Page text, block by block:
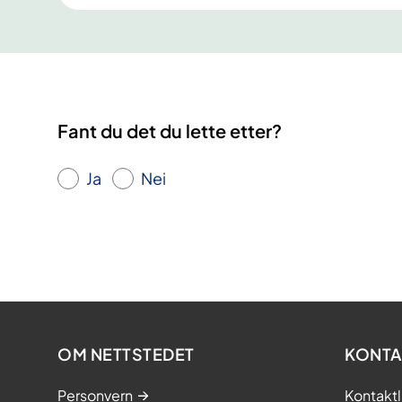
Fant du det du lette etter?
Ja Nei
OM NETTSTEDET
Personvern